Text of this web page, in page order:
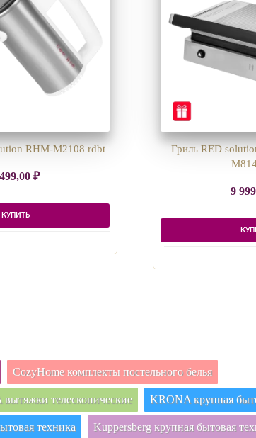
RHM-M2108 rdbt
₽
КУПИТЬ
Гриль RED
9
CozyHome комплекты постельного белья
телескопические KRONA крупная
техника Kuppersberg крупная бытовая